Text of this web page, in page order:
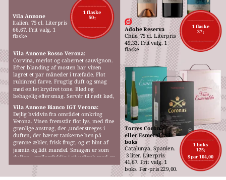
1 flaske
50,-
Vila Annone
Italien. 75 cl. Literpris
66,67. Frit valg. 1
flaske
1 flaske
37,-
Adobe Reserva
Chile. 75 cl. Literpris
49,33. Frit valg. 1
flaske
1 boks
125,-
Spar 104,00
Torres Coronas
eller Esmeralda i
boks
Catalunya, Spanien.
3 liter. Literpris
41,67. Frit valg. 1
boks. Før-pris 229,00.
Vila Annone Rosso Verona:
Corvina, merlot og cabernet sauvignon.
Efter blanding af mosten har vinen
lagret et par måneder i træfade. Flot
rubinrød farve. Frugtig duft og smag
med en let krydret tone. Blød og
behagelig eftersmag. Servér til rødt kød,
Vila Annone Bianco IGT Verona:
Dejlig hvidvin fra området omkring
Verona. Vinen fremstår flot lys, med fine
grønlige anstrøg, der ,understreges i
duften, der bærer tankerne hen på
grønne æbler, frisk frugt, og et hint af
jasmin og lidt mandel. Smagen er som
duften,  mellemfyldig i sit udtryk med en
behagelig blødhed.